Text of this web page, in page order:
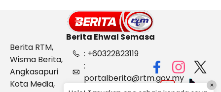
Berita Ehwal Semasa
Berita RTM,
Wisma Berita,
Angkasapuri
Kota Media,
: +60322823119
:
portalberita@rtm.gov.my
×